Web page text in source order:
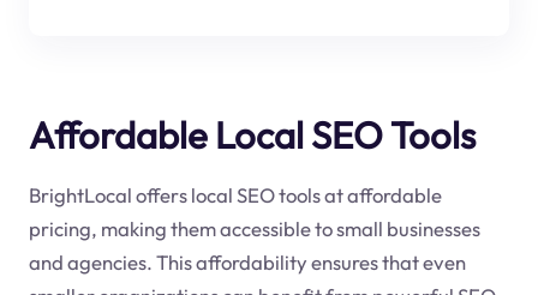
Affordable Local SEO Tools
BrightLocal offers local SEO tools at affordable
pricing, making them accessible to small businesses
and agencies. This affordability ensures that even